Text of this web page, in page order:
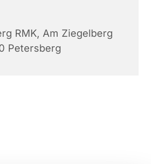
RMK, Am Ziegelberg
Petersberg